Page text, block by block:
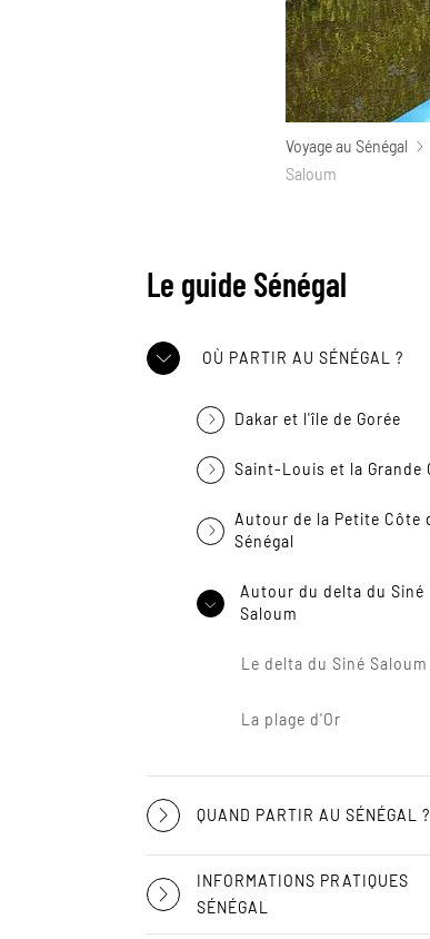
Voyage au Sénégal
Saloum
Le guide Sénégal
OÙ PARTIR AU SÉNÉGAL ?
Dakar et l'île de Gorée
Saint-Louis et la Grande
Autour de la Petite Côte
Sénégal
Autour du delta du Siné
Saloum
Le delta du Siné Saloum
La plage d'Or
QUAND PARTIR AU SÉNÉGAL ?
INFORMATIONS PRATIQUES
SÉNÉGAL